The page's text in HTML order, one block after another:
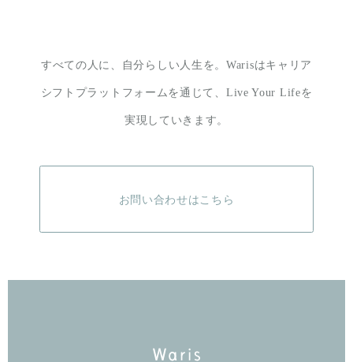
すべての人に、自分らしい人生を。Warisはキャリア
シフトプラットフォームを通じて、 Live Your Lifeを
実現していきます。
お問い合わせはこちら